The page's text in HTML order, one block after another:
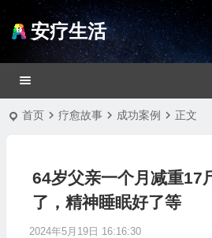
安疗生活
首页 疗愈故事 成功案例 正文
64岁父亲一个月减重17
了，精神睡眠好了等
2024年5月19日 16:16:30